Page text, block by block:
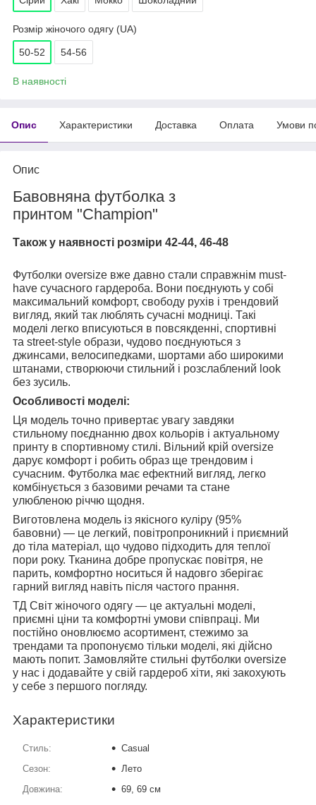
Розмір жіночого одягу (UA)
50-52 54-56
В наявності
Опис Характеристики Доставка Оплата Умови
Опис
Бавовняна футболка з
принтом "Champion"
Також у наявності розміри 42-44, 46-48
Футболки oversize вже давно стали справжнім must-
have сучасного гардероба. Вони поєднують у собі
максимальний комфорт, свободу рухів і трендовий
вигляд, який так люблять сучасні модниці. Такі
моделі легко вписуються в повсякденні, спортивні
та street-style образи, чудово поєднуються з
джинсами, велосипедками, шортами або широкими
штанами, створюючи стильний і розслаблений look
без зусиль.
Особливості моделі:
Ця модель точно привертає увагу завдяки
стильному поєднанню двох кольорів і актуальному
принту в спортивному стилі. Вільний крій oversize
дарує комфорт і робить образ ще трендовим і
сучасним. Футболка має ефектний вигляд, легко
комбінується з базовими речами та стане
улюбленою річчю щодня.
Виготовлена модель із якісного куліру (95%
бавовни) — це легкий, повітропроникний і приємний
до тіла матеріал, що чудово підходить для теплої
пори року. Тканина добре пропускає повітря, не
парить, комфортно носиться й надовго зберігає
гарний вигляд навіть після частого прання.
ТД Світ жіночого одягу — це актуальні моделі,
приємні ціни та комфортні умови співпраці. Ми
постійно оновлюємо асортимент, стежимо за
трендами та пропонуємо тільки моделі, які дійсно
мають попит. Замовляйте стильні футболки oversize
у нас і додавайте у свій гардероб хіти, які закохують
у себе з першого погляду.
Характеристики
Стиль:
Casual
Сезон:
Лето
Довжина:
69, 69 см